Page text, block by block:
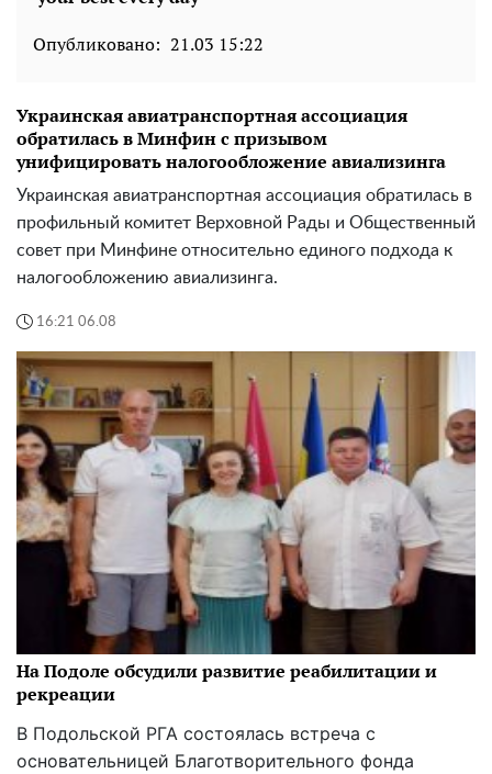
Опубликовано: 21.03 15:22
Украинская авиатранспортная ассоциация
обратилась в Минфин с призывом
унифицировать налогообложение авиализинга
Украинская авиатранспортная ассоциация обратилась в
профильный комитет Верховной Рады и Общественный
совет при Минфине относительно единого подхода к
налогообложению авиализинга.
16:21 06.08
На Подоле обсудили развитие реабилитации и
рекреации
В Подольской РГА состоялась встреча с
основательницей Благотворительного фонда